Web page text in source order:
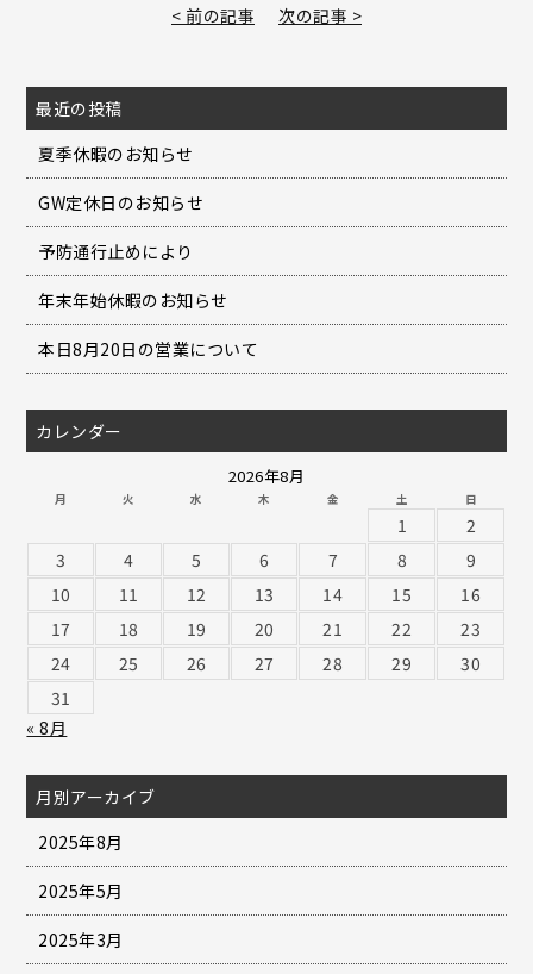
< 前の記事 次の記事 >
最近の投稿
夏季休暇のお知らせ
GW定休日のお知らせ
予防通行止めにより
年末年始休暇のお知らせ
本日8月20日の営業について
カレンダー
2026年8月
月 火 水 木 金 土 日
1
2
3
4 5 6 7 8
9
10
11 12 13 14 15
16
17
18 19 20 21 22
23
24
25 26 27 28 29
30
31
« 8月
月別アーカイブ
2025年8月
2025年5月
2025年3月